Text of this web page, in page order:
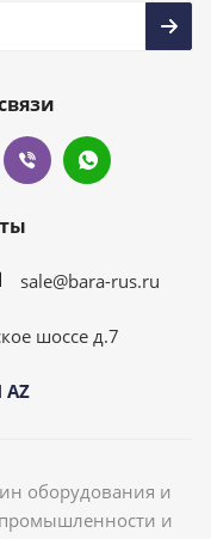
sale@bara-rus.ru
шоссе д.7
AZ
оборудования и
промышленности и